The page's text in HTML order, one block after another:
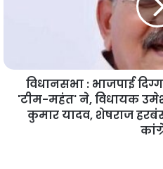
विधानसभा : भाजपाई
'टीम-महंत' ने, विधायक
कुमार यादव, शेषराज